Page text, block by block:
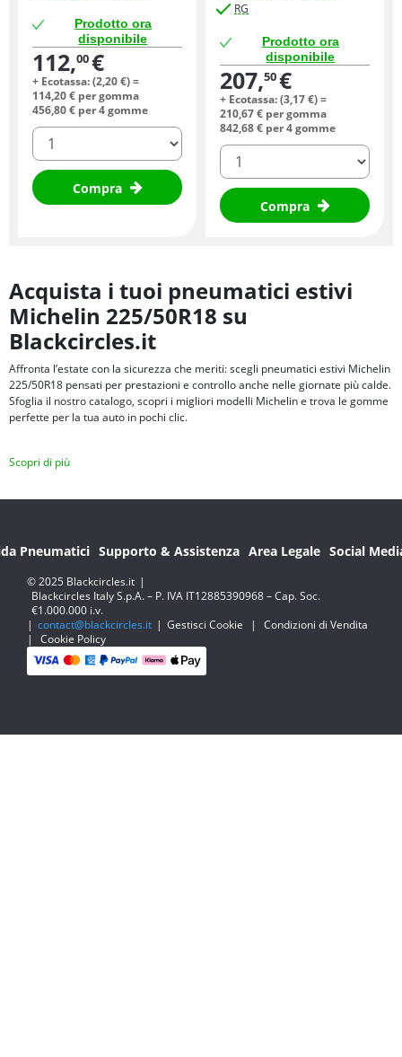
Prodotto ora
disponibile
112,00€
+ Ecotassa: (2,20€) =
114,20€ per gomma
456,80€ per 4 gomme
quantità
Compra
RG
Prodotto ora
disponibile
207,50€
+ Ecotassa: (3,17€) =
210,67€ per gomma
842,68€ per 4 gomme
quantità
Compra
Acquista i tuoi pneumatici estivi
Michelin 225/50R18 su
Blackcircles.it
Affronta l’estate con la sicurezza che meriti: scegli pneumatici estivi Michelin
225/50R18 pensati per prestazioni e controllo anche nelle giornate più calde.
Sfoglia il nostro catalogo, scopri i migliori modelli Michelin e trova le gomme
perfette per la tua auto in pochi clic.
Scopri di più
Pneumatici Supporto & Assistenza Area Legale Social
© 2025 Blackcircles.it |
Blackcircles Italy S.p.A. – P. IVA IT12885390968 – Cap. Soc.
€1.000.000 i.v.
| contact@blackcircles.it | Gestisci Cookie |
Condizioni di Vendita
|
Cookie Policy